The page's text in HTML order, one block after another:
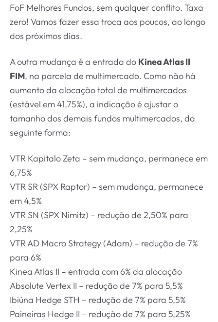
FoF Melhores Fundos, sem qualquer conflito. Taxa
zero! Vamos fazer essa troca aos poucos, ao longo
dos próximos dias.
A outra mudança é a entrada do Kinea Atlas II
FIM, na parcela de multimercado. Como não há
aumento da alocação total de multimercados
(estável em 41,75%), a indicação é ajustar o
tamanho dos demais fundos multimercados, da
seguinte forma:
VTR Kapitalo Zeta – sem mudança, permanece em
6,75%
VTR SR (SPX Raptor) – sem mudança, permanece
em 4,5%
VTR SN (SPX Nimitz) – redução de 2,50% para
2,25%
VTR AD Macro Strategy (Adam) – redução de 7%
para 6%
Kinea Atlas II – entrada com 6% da alocação
Absolute Vertex II – redução de 7% para 5,5%
Ibiúna Hedge STH – redução de 7% para 5,5%
Paineiras Hedge II – redução de 7% para 5,25%